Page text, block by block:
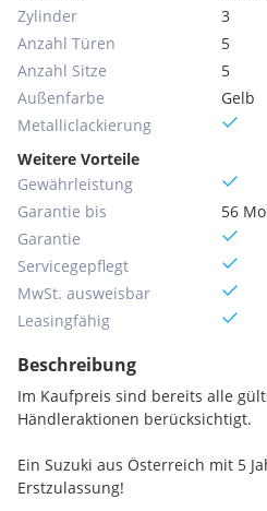
Zylinder
3
Anzahl Türen
5
Anzahl Sitze
5
Außenfarbe
Gelb
Metallic­lackierung
Weitere Vorteile
Gewährleistung
Garantie bis
56
Garantie
Servicegepflegt
MwSt. ausweisbar
Leasingfähig
Beschreibung
Im Kaufpreis sind bereits alle
Händleraktionen berücksichtigt.
Ein Suzuki aus Österreich mit 5
Erstzulassung!